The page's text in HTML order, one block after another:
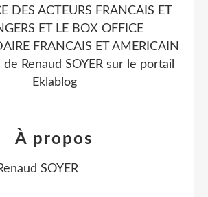
DES ACTEURS FRANCAIS ET
ET LE BOX OFFICE
FRANCAIS ET AMERICAIN
de Renaud SOYER sur le portail
Eklablog
À propos